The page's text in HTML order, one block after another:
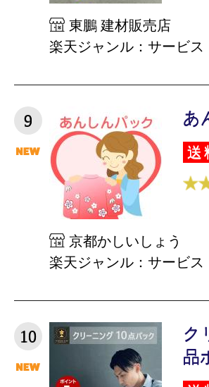
東鵬 建材販売店
楽天ジャンル：サービス
9 あ
送
京都かしいしょう
楽天ジャンル：サービス
10
ク
品